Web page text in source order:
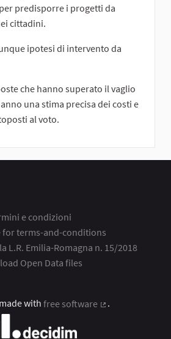
predisporre i progetti da
cittadini.
ipotesi di intervento da
che hanno superato il vaglio
una stima precisa dei costi e
al voto.
e condizioni
for terms-and-conditions
L.R. Emilia-Romagna n. 15/2018
Open Data files
with free software
.